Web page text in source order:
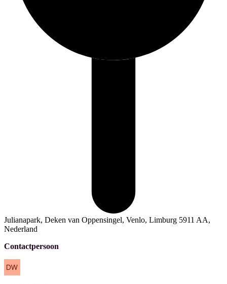
Julianapark, Deken van Oppensingel, Venlo, Limburg 5911 AA,
Nederland
Contactpersoon